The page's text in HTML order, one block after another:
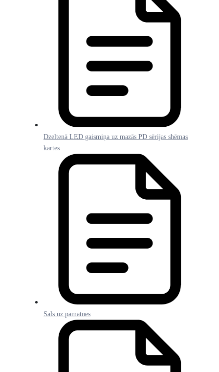
Dzeltenā LED gaismiņa uz mazās PD sērijas shēmas
kartes
Sals uz pamatnes